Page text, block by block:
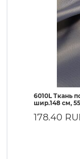
6010L Ткань
шир.148 см,
178.40